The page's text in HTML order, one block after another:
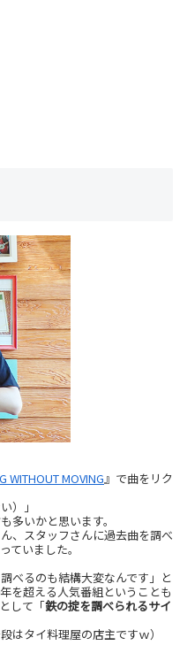
WITHOUT MOVING』で曲をリク
）」
多いかと思います。
、スタッフさんに過去曲を調べ
いました。
べるのも結構大変なんです」と
を超える人気番組ということも
して「鉄の掟を調べられるサイ
はタイ料理屋の店主ですｗ）